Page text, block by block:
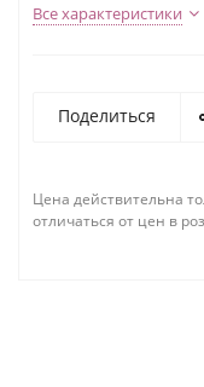
Все характеристики
Поделиться
Цена действительна
отличаться от цен в